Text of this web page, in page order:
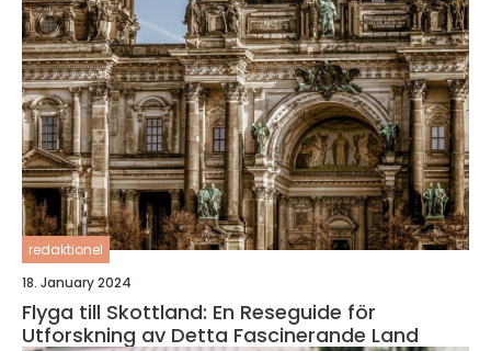
redaktionel
18. January 2024
Flyga till Skottland: En Reseguide för
Utforskning av Detta Fascinerande Land